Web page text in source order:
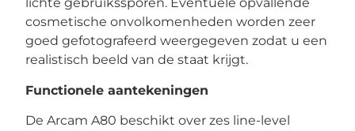
lichte gebruikssporen. Eventuele opvallende
cosmetische onvolkomenheden worden zeer
goed gefotografeerd weergegeven zodat u een
realistisch beeld van de staat krijgt.
Functionele aantekeningen
De Arcam A80 beschikt over zes line-level